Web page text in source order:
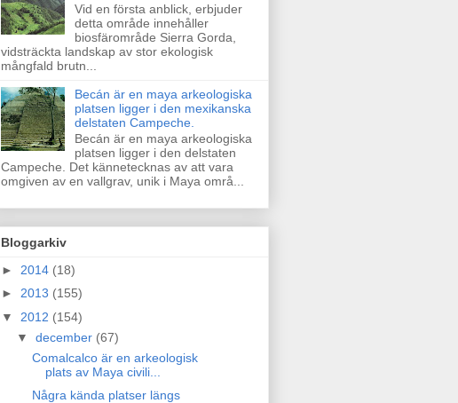
Vid en första anblick, erbjuder
detta område innehåller
biosfärområde Sierra Gorda,
vidsträckta landskap av stor ekologisk
mångfald brutn...
Becán är en maya arkeologiska
platsen ligger i den mexikanska
delstaten Campeche.
Becán är en maya arkeologiska
platsen ligger i den delstaten
Campeche. Det kännetecknas av att vara
omgiven av en vallgrav, unik i Maya områ...
Bloggarkiv
► 2014 (18)
► 2013 (155)
▼ 2012 (154)
▼ december (67)
Comalcalco är en arkeologisk
plats av Maya civili...
Några kända platser längs